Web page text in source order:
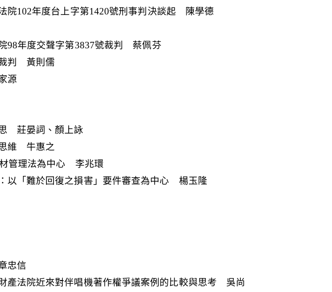
院102年度台上字第1420號刑事判決談起 陳學德
98年度交聲字第3837號裁判 蔡佩芬
判 黃則儒
源
莊晏詞、顏上詠
維 牛惠之
管理法為中心 李兆環
以「難於回復之損害」要件審查為中心 楊玉隆
忠信
法院近來對伴唱機著作權爭議案例的比較與思考 吳尚